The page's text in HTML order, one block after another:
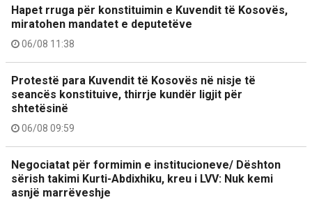
Hapet rruga për konstituimin e Kuvendit të Kosovës,
miratohen mandatet e deputetëve
06/08 11:38
Protestë para Kuvendit të Kosovës në nisje të
seancës konstituive, thirrje kundër ligjit për
shtetësinë
06/08 09:59
Negociatat për formimin e institucioneve/ Dështon
sërish takimi Kurti-Abdixhiku, kreu i LVV: Nuk kemi
asnjë marrëveshje